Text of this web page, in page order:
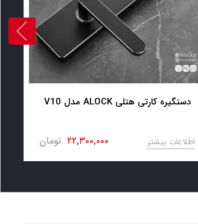
دستگیره کارتی هتلی ALOCK مدل V10
اطلاعات بیشتر ۲۲,۳۰۰,۰۰۰ تومان